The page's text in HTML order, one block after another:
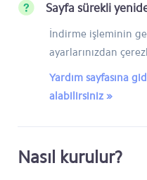
Sayfa sürekli
İndirme işleminin
ayarlarınızdan
Yardım sayfasına
alabilirsiniz »
Nasıl kurulur?